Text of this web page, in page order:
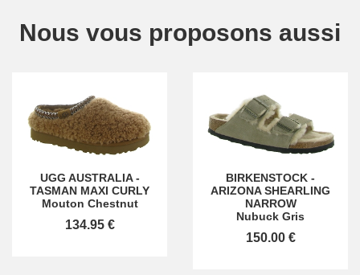
Nous vous proposons aussi
UGG AUSTRALIA-
TASMAN MAXI CURLY
Mouton Chestnut
134.95 €
BIRKENSTOCK -
ARIZONA SHEARLING
NARROW
Nubuck Gris
150.00 €